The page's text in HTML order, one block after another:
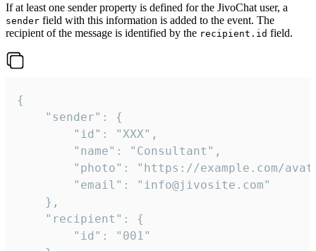
If at least one sender property is defined for the JivoChat user, a
sender field with this information is added to the event. The
recipient of the message is identified by the recipient.id field.
{